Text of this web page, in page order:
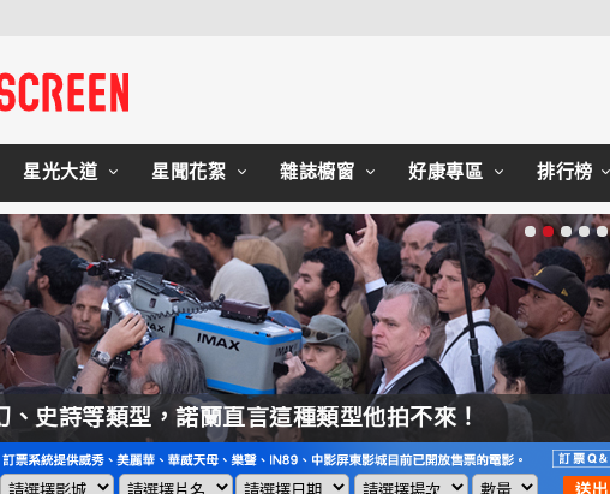
星光大道 星聞花絮 雜誌櫥窗 好康專區 排行榜
、史詩等類型，諾蘭直言這種類型他拍不來！